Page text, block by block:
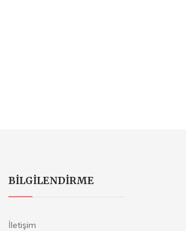
BILGILENDIRME
İletişim